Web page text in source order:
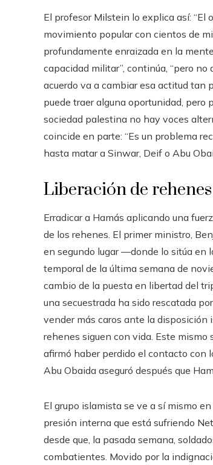
El profesor Milstein lo explica así: “El
movimiento popular con cientos de
profundamente enraizada en la
capacidad militar”, continúa, “pero
acuerdo va a cambiar esa actitud tan
puede traer alguna oportunidad, pero
sociedad palestina no hay voces
coincide en parte: “Es un problema
hasta matar a Sinwar, Deif o Abu
Liberación de rehenes
Erradicar a Hamás aplicando una
de los rehenes. El primer ministro,
en segundo lugar —donde lo sitúa en
temporal de la última semana de
cambio de la puesta en libertad del
una secuestrada ha sido rescatada
vender más caros ante la disposición
rehenes siguen con vida. Este
afirmó haber perdido el contacto con
Abu Obaida aseguró después que
El grupo islamista se ve a sí mismo
presión interna que está sufriendo
desde que, la pasada semana,
combatientes. Movido por la